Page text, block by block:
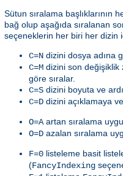
Sütun sıralama başlıklarının
bağ olup aşağıda sıralanan
seçeneklerin her biri her dizin
C=N dizini dosya adına
C=M dizini son değişiklik
göre sıralar.
C=S dizini boyuta ve
C=D dizini açıklamaya
O=Aartan sıralama
O=D azalan sıralama
F=0 listeleme basit
(FancyIndexing